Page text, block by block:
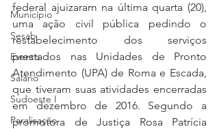
Município
Sesab
Evento
Salário
Sudoeste I
Paralisação
federal ajuizaram na última quarta (20),
uma ação civil pública pedindo o
restabelecimento dos serviços
prestados nas Unidades de Pronto
Atendimento (UPA) de Roma e Escada,
que tiveram suas atividades encerradas
em dezembro de 2016. Segundo a
promotora de Justiça Rosa Patrícia